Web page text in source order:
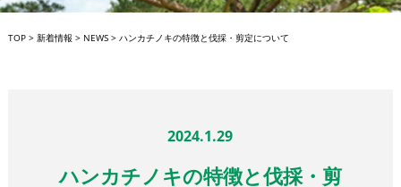
TOP> 新着情報 > NEWS> ハンカチノキの特徴と伐採・剪定について
2024.1.29
ハンカチノキの特徴と伐採・剪